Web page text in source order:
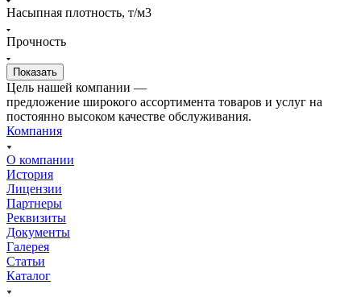
Насыпная плотность, т/м3
Прочность
Цель нашей компании —
предложение широкого ассортимента товаров и услуг на
постоянно высоком качестве обслуживания.
Компания
О компании
История
Лицензии
Партнеры
Реквизиты
Документы
Галерея
Статьи
Каталог